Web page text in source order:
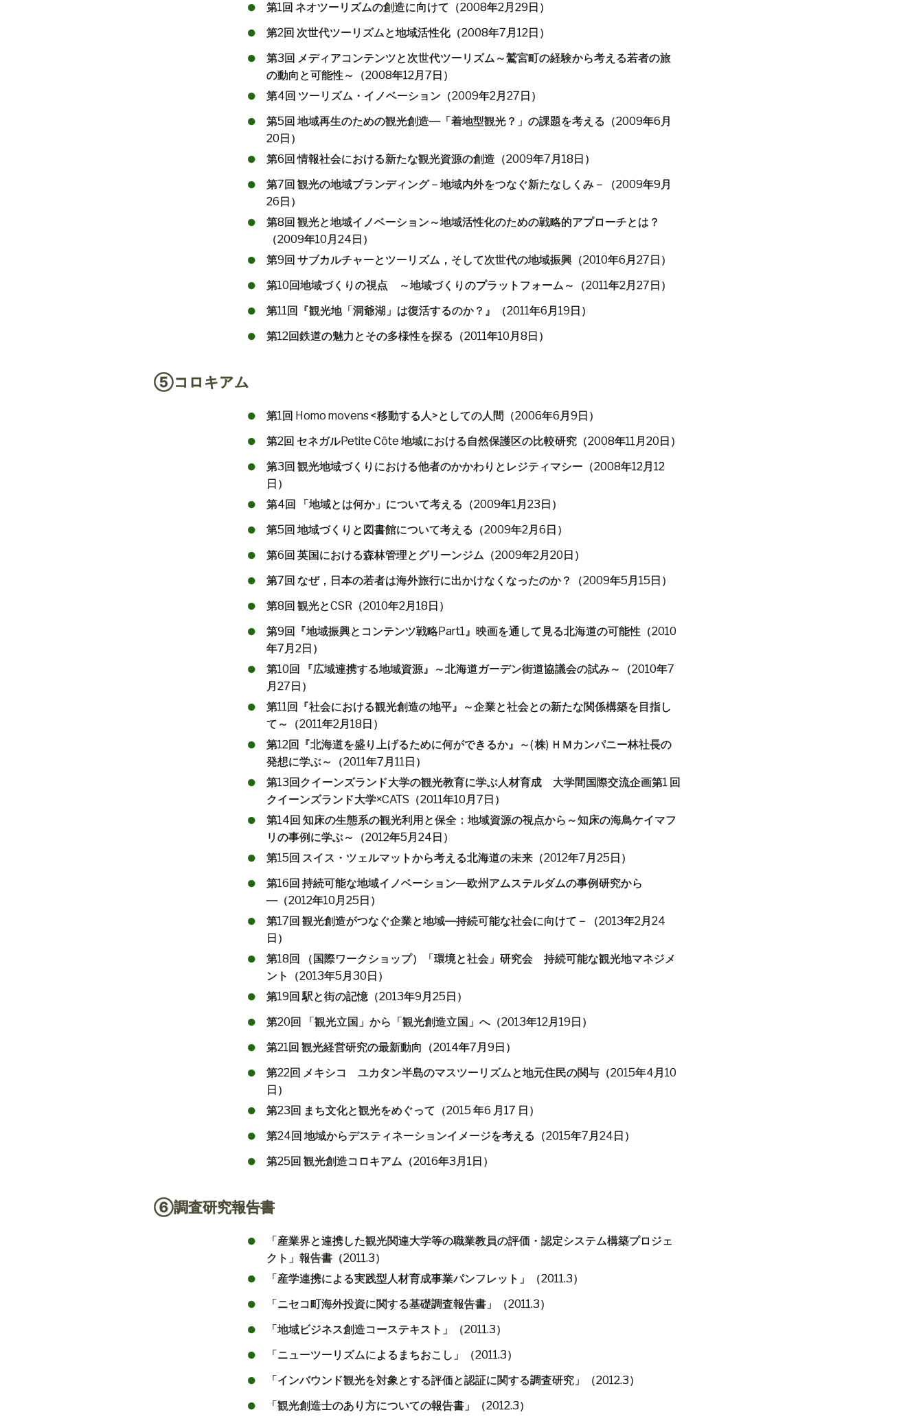
第1回 ネオツーリズムの創造に向けて（2008年2月 29 日）
第2回 次世代ツーリズムと地域活性化（2008年7月 12日）
第3回 メディアコンテンツと次世代ツーリズム～鷲宮町の経験から考える若者の旅
の動向と可能性～（2008年12月 7 日）
第4回 ツーリズム・イノベーション（2009年2月 27 日）
第5回 地域再生のための観光創造―「着地型観光？」の課題を考える（2009年6月
20 日）
第6回 情報社会における新たな観光資源の創造（2009年7月 18 日）
第7回 観光の地域ブランディング－地域内外をつなぐ新たなしくみ－（2009年9月
26 日）
第8回 観光と地域イノベーション～地域活性化のための戦略的アプローチとは？
（2009年10月 24 日）
第9回 サブカルチャーとツーリズム，そして次世代の地域振興（2010年6月 27 日）
第10回地域づくりの視点 ～地域づくりのプラットフォーム～（2011年2月 27 日）
第11回 『観光地「洞爺湖」は復活するのか？』（2011年6月 19 日）
第12回鉄道の魅力とその多様性を探る（2011年10月 8 日）
⑤コロキアム
第1回 Homo movens <移動する人>としての人間（2006年6月 9 日）
第2回 セネガルPetite Côte地域における自然保護区の比較研究（2008年11月 20 日）
第3回 観光地域づくりにおける他者のかかわりとレジティマシー（2008年12月 12
日）
第4回 「地域とは何か」について考える（2009年1月 23 日）
第5回 地域づくりと図書館について考える（2009年2月 6 日）
第6回 英国における森林管理とグリーンジム（2009年2月 20 日）
第7回 なぜ，日本の若者は海外旅行に出かけなくなったのか？（2009年5月 15 日）
第8回 観光とCSR （2010年2月 18 日）
第9回 『地域振興とコンテンツ戦略Part1』 映画を通して見る北海道の可能性（2010
年7月 2日）
第10回 『広域連携する地域資源』～北海道ガーデン街道協議会の試み～（2010年7
月 27 日）
第11回
『社会における観光創造の地平』～企業と社会との新たな関係構築を目指し
て～（2011年2月 18 日）
第12回 『北海道を盛り上げるために何ができるか』～(株) ＨＭカンパニー林社長の
発想に学ぶ～（2011年7月 11日）
第13回 クイーンズランド大学の観光教育に学ぶ人材育成 大学間 国際交流企画第1 回
クイーンズランド大学×CATS （2011年10月 7 日）
第14回 知床の生態系の観光利用と保全：地域資源の視点から～知床の海鳥ケイマフ
リの事例に学ぶ～（2012年5月 24 日）
第15回 スイス・ツェルマットから考える北海道の未来（2012年7月 25 日）
第16回 持続可能な地域イノベーション―欧州アムステルダムの事例研究から
―（2012年10月 25 日）
第17回 観光創造がつなぐ企業と地域―持続可能な社会に向けて－（2013年2月 24
日）
第18回
（国際ワークショップ）「環境と社会」研究会 持続可能な観光地マネジメ
ント（2013年5月 30 日）
第19回 駅と街の記憶（2013年9月 25 日）
第20回 「観光立国」から「観光創造立国」へ（2013年12月 19 日）
第21回 観光経営研究の最新動向（2014年7月 9 日）
第22回 メキシコ ユカタン半島のマスツーリズムと地元住民の関与（2015年4月 10
日）
第23回 まち文化と観光をめぐって（2015 年6 月 17 日）
第24回 地域からデスティネーションイメージを考える（2015年7月 24 日）
第25回 観光創造コロキアム（2016年3月 1日）
⑥調査研究報告書
「産業界と連携した観光関連大学等の職業教員の評価・認定システム構築プロジェ
クト」報告書（2011.3）
「産学連携による実践型人材育成事業パンフレット」（2011.3）
「ニセコ町海外投資に関する基礎調査報告書」（2011.3）
「地域ビジネス創造コーステキスト」（2011.3）
「ニューツーリズムによるまちおこし」（2011.3）
「インバウンド観光を対象とする評価と認証に関する調査研究」（2012.3）
「観光創造士のあり方についての報告書」（2012.3）